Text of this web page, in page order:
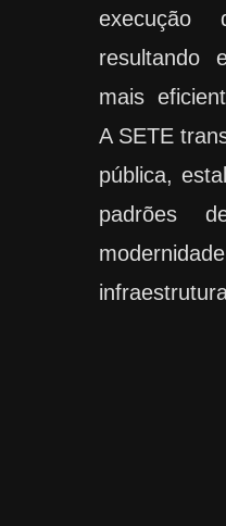
execução
resultando
mais
A SETE
pública,
padrões